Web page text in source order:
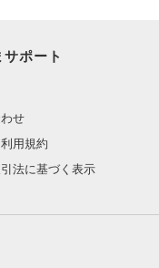
ポート
せ
用規約
法に基づく表示